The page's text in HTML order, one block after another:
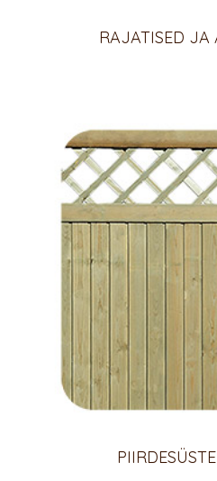
RAJATISED JA